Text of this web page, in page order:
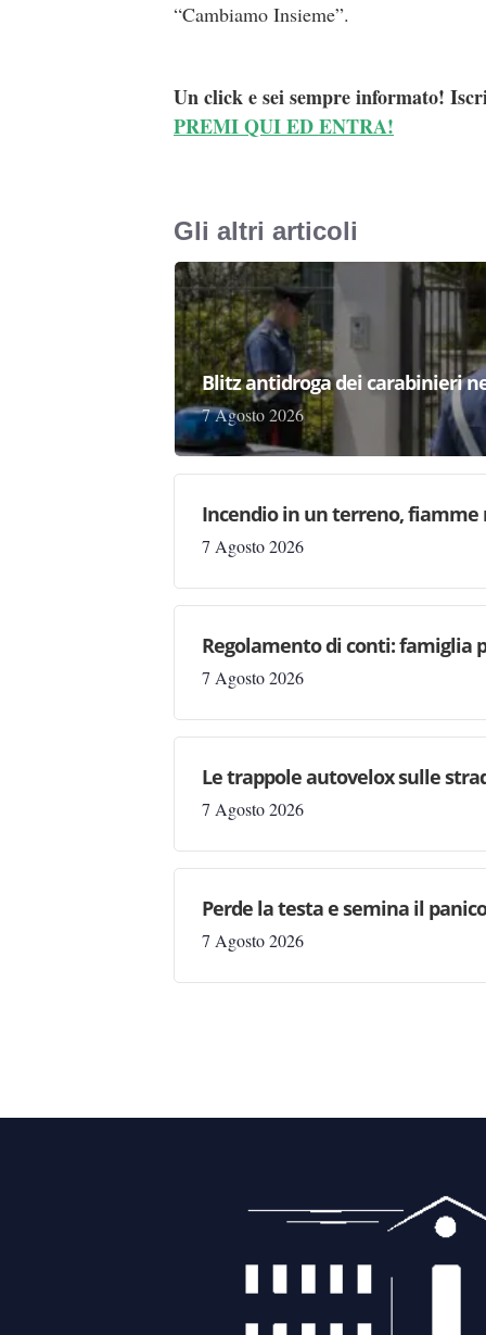
“Cambiamo Insieme”.
Un click e sei sempre informato!
PREMI QUI ED ENTRA!
Gli altri articoli
Blitz antidroga dei carabinieri
7 Agosto 2026
Incendio in un terreno, fiamme
7 Agosto 2026
Regolamento di conti: famiglia
7 Agosto 2026
Le trappole autovelox sulle
7 Agosto 2026
Perde la testa e semina il
7 Agosto 2026